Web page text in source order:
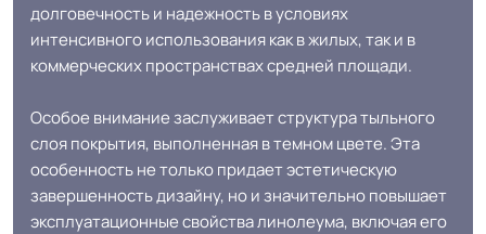
Защитный слой 0.55 мм (550) мкм
рабочего слоя
+-10% мкм
линейных размеров
+-10% %
долговечность и надежность в условиях
интенсивного использования как в жилых, так и в
коммерческих пространствах средней площади.
Особое внимание заслуживает структура тыльного
слоя покрытия, выполненная в темном цвете. Эта
особенность не только придает эстетическую
завершенность дизайну, но и значительно повышает
эксплуатационные свойства линолеума, включая его